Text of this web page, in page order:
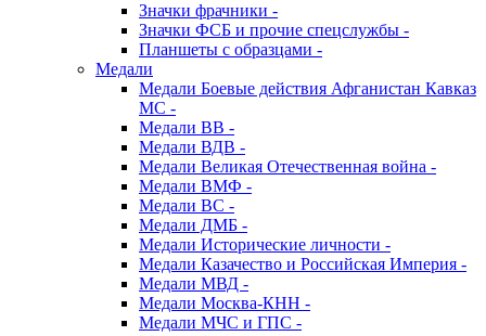
Значки фрачники -
Значки ФСБ и прочие спецслужбы -
Планшеты с образцами -
Медали
Медали Боевые действия Афганистан Кавказ
МС -
Медали ВВ -
Медали ВДВ -
Медали Великая Отечественная война -
Медали ВМФ -
Медали ВС -
Медали ДМБ -
Медали Исторические личности -
Медали Казачество и Российская Империя -
Медали МВД -
Медали Москва-КНН -
Медали МЧС и ГПС -